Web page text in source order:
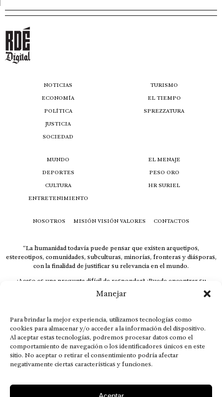
Manejar
Para brindar la mejor experiencia, utilizamos tecnologías como
cookies para almacenar y/o acceder a la información del dispositivo.
Al aceptar estas tecnologías, podremos procesar datos como el
comportamiento de navegación o los identificadores únicos en este
sitio. No aceptar o retirar el consentimiento podría afectar
negativamente ciertas características y funciones.
NOTICIAS
ECONOMÍA
POLÍTICA
JUSTICIA
SOCIEDAD
TURISMO
EL TIEMPO
SPREZZATURA
MUNDO
DEPORTES
CULTURA
ENTRETENIMIENTO
EL MENAJE
PESO ORO
HR SURIEL
NOSOTROS MISIÓN VISIÓN VALORES CONTACTOS
“La humanidad todavía puede pensar que existen arquetipos,
estereotipos, comunidades, subculturas, minorías, fronteras y diásporas,
con la finalidad de justificar su relevancia en el mundo.
¿Acaso es una pregunta difícil de responder? ¿Puede encontrar su
respuesta al instante, otorgando al receptor cuestionado espacio y
velocidad suficiente para responder correctamente? De no ser así, el que
El concepto de familia no está limitado exclusivamente a la sangre; seres
que surgen en nuestro diario vivir suelen pesar más que los
emparentados. Más bien, el apego de estas dos versiones de seres
queridos mueve ideales provenientes de sus vivencias.
This is for nuestra gente.” – HRSuriel